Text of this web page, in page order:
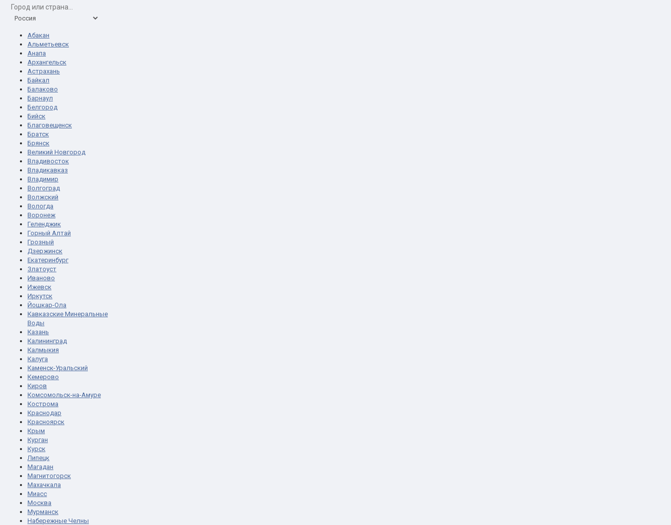
Абакан
Альметьевск
Анапа
Архангельск
Астрахань
Байкал
Балаково
Барнаул
Белгород
Бийск
Благовещенск
Братск
Брянск
Великий Новгород
Владивосток
Владикавказ
Владимир
Волгоград
Волжский
Вологда
Воронеж
Геленджик
Горный Алтай
Грозный
Дзержинск
Екатеринбург
Златоуст
Иваново
Ижевск
Иркутск
Йошкар-Ола
Кавказские Минеральные
Воды
Казань
Калининград
Калмыкия
Калуга
Каменск-Уральский
Кемерово
Киров
Комсомольск-на-Амуре
Кострома
Краснодар
Красноярск
Крым
Курган
Курск
Липецк
Магадан
Магнитогорск
Махачкала
Миасс
Москва
Мурманск
Набережные Челны